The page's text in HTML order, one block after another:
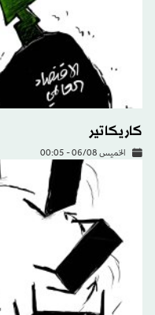
كاريكاتير
الخميس 06/08 - 00:05